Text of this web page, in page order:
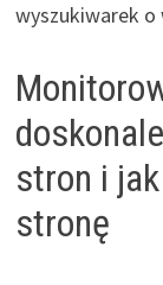
wyszukiwarek
stron i
stronę